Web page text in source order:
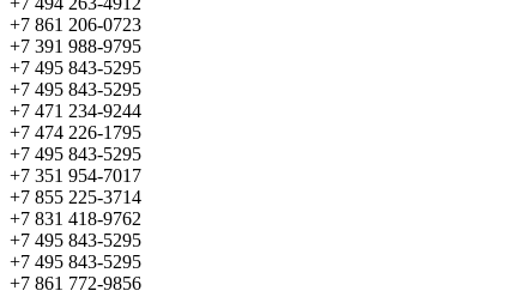
+7 861 206-0723
+7 391 988-9795
+7 495 843-5295
+7 495 843-5295
+7 471 234-9244
+7 474 226-1795
+7 495 843-5295
+7 351 954-7017
+7 855 225-3714
+7 831 418-9762
+7 495 843-5295
+7 495 843-5295
+7 861 772-9856